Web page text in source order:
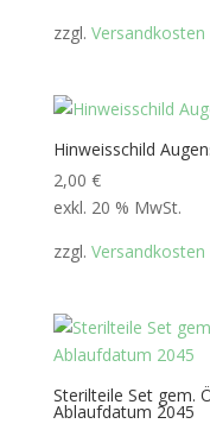
zzgl. Versandkosten
Hinweisschild
2,00 €
exkl. 20 % MwSt.
zzgl. Versandkosten
Sterilteile Set gem.
Ablaufdatum 2045